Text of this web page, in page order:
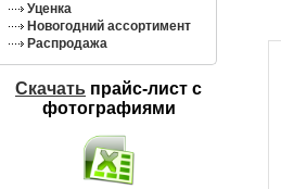
Уценка
Новогодний ассортимент
Распродажа
Скачать прайс-лист c
фотографиями